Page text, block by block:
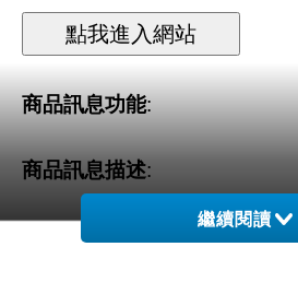
商品訊息功能:
商品訊息描述:
繼續閱讀